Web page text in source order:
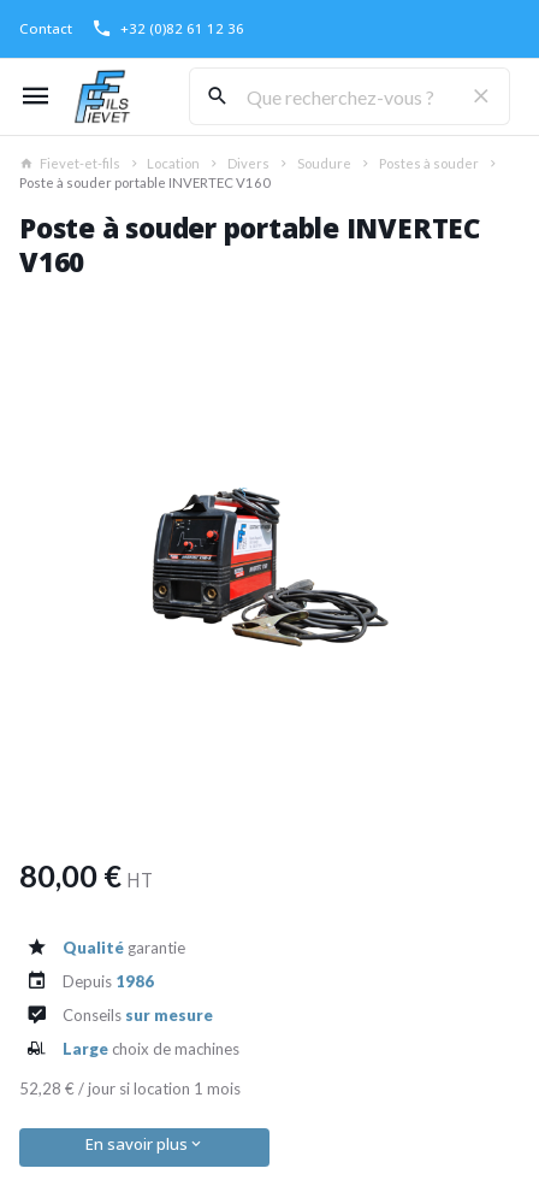
Contact +32 (0)82 61 12 36
Fievet-et-fils Location Divers Soudure
Postes à souder
Poste à souder portable INVERTEC V160
Poste à souder portable INVERTEC
V160
80,00 € HT
Qualité garantie
Depuis 1986
Conseils sur mesure
Large choix de machines
52,28 € / jour si location 1 mois
En savoir plus